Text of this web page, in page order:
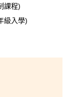
課程)
級入學)